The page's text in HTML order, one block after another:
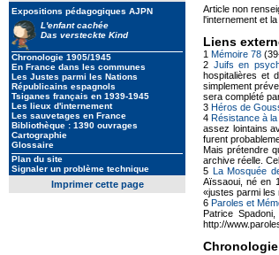
Expositions pédagogiques AJPN
L'enfant cachée
Das versteckte Kind
Chronologie 1905/1945
En France dans les communes
Les Justes parmi les Nations
Républicains espagnols
Tsiganes français en 1939-1945
Les lieux d'internement
Les sauvetages en France
Bibliothèque : 1390 ouvrages
Cartographie
Glossaire
Plan du site
Signaler un problème technique
Imprimer cette page
Article non
l'internement et
Liens
1 Mémoire 78
2 Juifs en
hospitalières et
simplement
sera complété
3 Héros de
4Résistance à
assez lointains
furent
Mais prétendre
archive réelle.
5 La Mosquée
Aïssaoui, né en
«justes parmi les
6 Paroles et
Patrice
http://
Chronologie